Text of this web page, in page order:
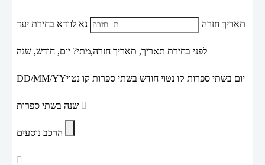
תאריך חזרה נא לוודא בחירת יעד
לפני בחירת תאריך, תאריך חזרה,מתי? יום, חודש, שנה
DD/MM/YYיום בשתי ספרות קו נטוי חודש בשתי ספרות קו נטוי
הרכב נוסעים